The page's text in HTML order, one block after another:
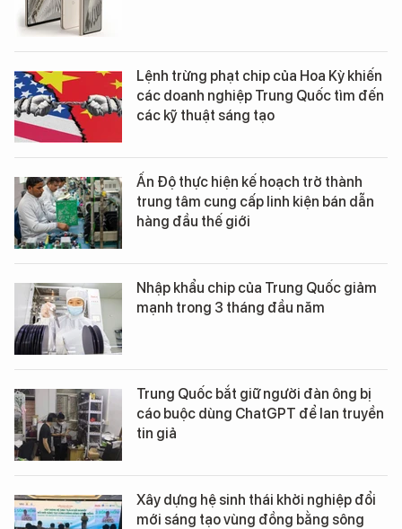
Lệnh trừng phạt chip của Hoa Kỳ khiến
các doanh nghiệp Trung Quốc tìm đến
các kỹ thuật sáng tạo
Ấn Độ thực hiện kế hoạch trở thành
trung tâm cung cấp linh kiện bán dẫn
hàng đầu thế giới
Nhập khẩu chip của Trung Quốc giảm
mạnh trong 3 tháng đầu năm
Trung Quốc bắt giữ người đàn ông bị
cáo buộc dùng ChatGPT để lan truyền
tin giả
Xây dựng hệ sinh thái khởi nghiệp đổi
mới sáng tạo vùng đồng bằng sông